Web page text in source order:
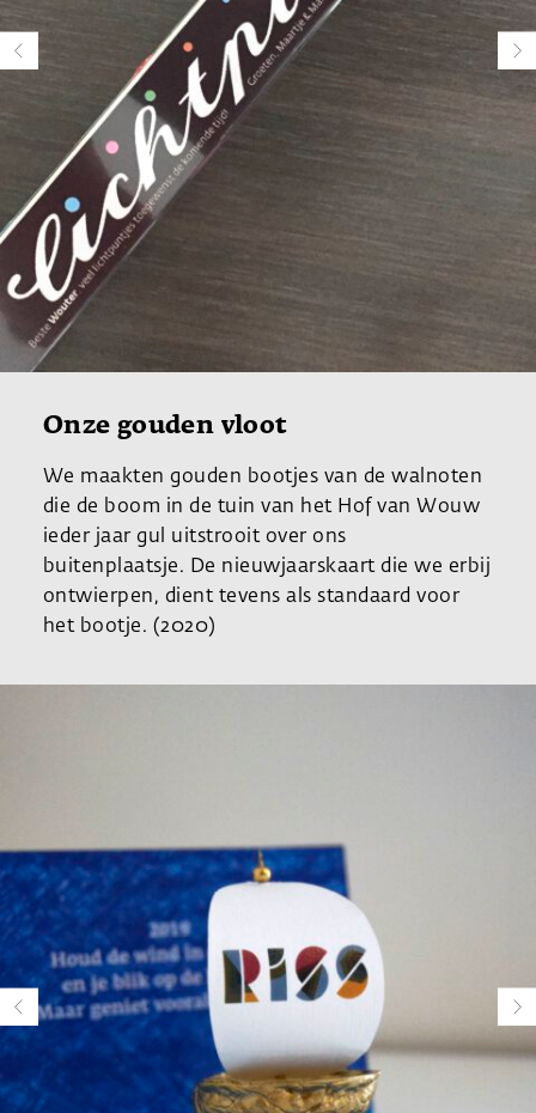
Onze gouden vloot
We maakten gouden bootjes van de walnoten
die de boom in de tuin van het Hof van Wouw
ieder jaar gul uitstrooit over ons
buitenplaatsje. De nieuwjaarskaart die we erbij
ontwierpen, dient tevens als standaard voor
het bootje. (2020)